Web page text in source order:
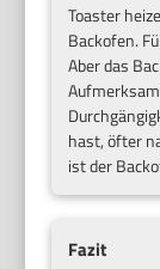
Toaster
Backofen.
Aber das
hast, öfter
ist der
Fazit